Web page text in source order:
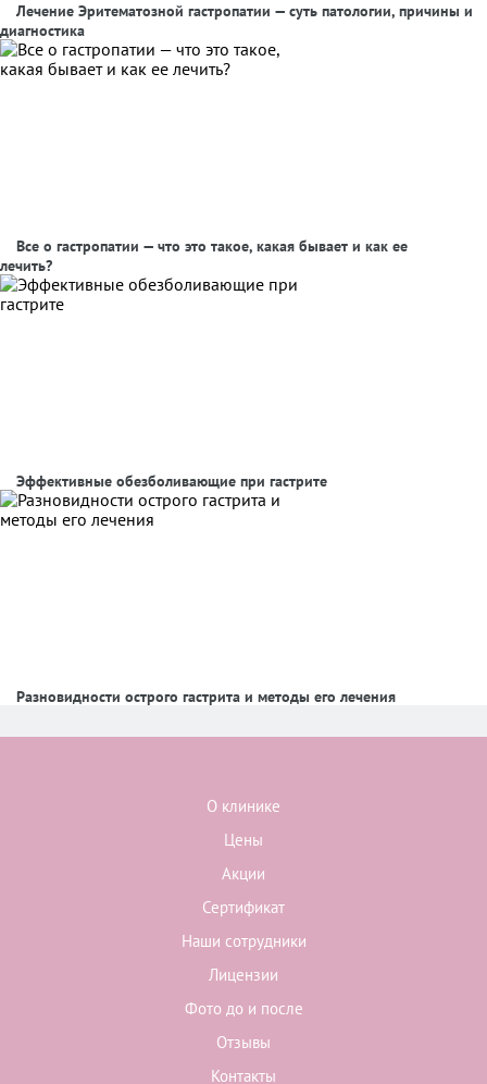
Лечение Эритематозной гастропатии — суть патологии, причины и
диагностика
Все о гастропатии — что это такое, какая бывает и как ее
лечить?
Эффективные обезболивающие при гастрите
Разновидности острого гастрита и методы его лечения
О клинике
Цены
Акции
Сертификат
Наши сотрудники
Лицензии
Фото до и после
Отзывы
Контакты